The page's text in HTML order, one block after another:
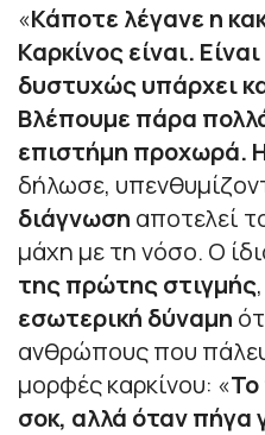
«Κάποτε λέγανε η
Καρκίνος είναι.
δυστυχώς υπάρχει
Βλέπουμε πάρα
επιστήμη προχωρά.
δήλωσε,
διάγνωση αποτελεί
μάχη με τη νόσο. Ο
της πρώτης στιγμής
εσωτερική δύναμη
ανθρώπους που
μορφές καρκίνου: «
σοκ, αλλά όταν πήγα